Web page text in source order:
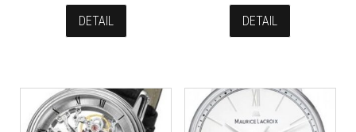
DETAIL DETAIL